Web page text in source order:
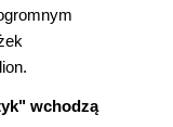
wchodzą